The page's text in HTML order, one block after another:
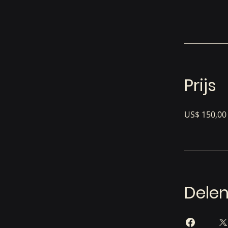
Prijs
US$ 150,00